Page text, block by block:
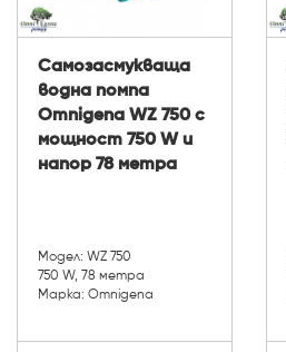
Самозасмукваща
водна помпа
Omnigena WZ 750 с
мощност 750 W и
напор 78 метра
Модел: WZ 750
750 W, 78 метра
Марка: Omnigena